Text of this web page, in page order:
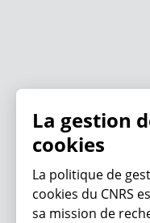
La gestion
cookies
La politique de
cookies du CNRS
sa mission de